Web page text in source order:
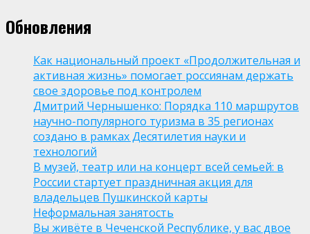
Обновления
Как национальный проект «Продолжительная и
активная жизнь» помогает россиянам держать
свое здоровье под контролем
Дмитрий Чернышенко: Порядка 110 маршрутов
научно-популярного туризма в 35 регионах
создано в рамках Десятилетия науки и
технологий
В музей, театр или на концерт всей семьей: в
России стартует праздничная акция для
владельцев Пушкинской карты
Неформальная занятость
Вы живёте в Чеченской Республике, у вас двое